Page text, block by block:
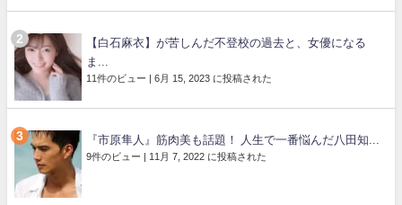
【白石麻衣】が苦しんだ不登校の過去と、女優になる
ま...
11件のビュー 6月 15, 2023 に投稿された
『市原隼人』筋肉美も話題！ 人生で一番悩んだ八田知...
9件のビュー 11月 7, 2022 に投稿された